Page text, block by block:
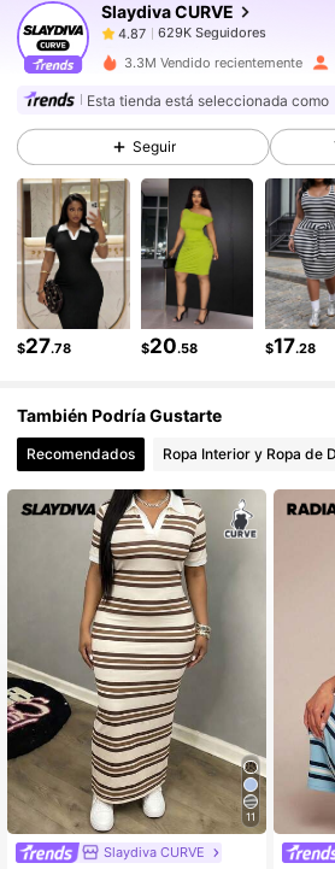
Slaydiva CURVE
4.87
629K Seguidores
e***4seguidoHace 2 horas
4.87
629K Seguidores
4.87 629K Seguidores
4.87 629K Seguidores
4.87 629K Seguidores
4.87 629K Seguidores
4.87 629K Seguidores
3.3M Vendido recientemente
Esta tienda está seleccionada como
Seguir
$27.78 $20.58 $17.28
También Podría Gustarte
Recomendados Ropa Interior y Ropa de
11
Slaydiva CURVE